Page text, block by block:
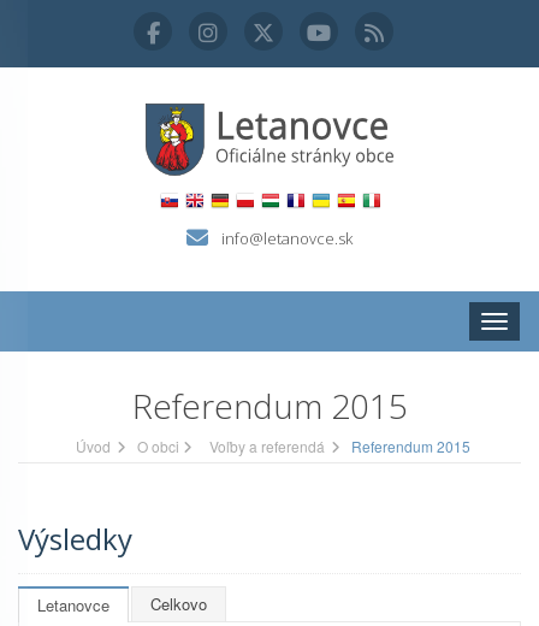
info@letanovce.sk
Referendum 2015
Úvod O obci Voľby a referendá Referendum 2015
Výsledky
Letanovce Celkovo